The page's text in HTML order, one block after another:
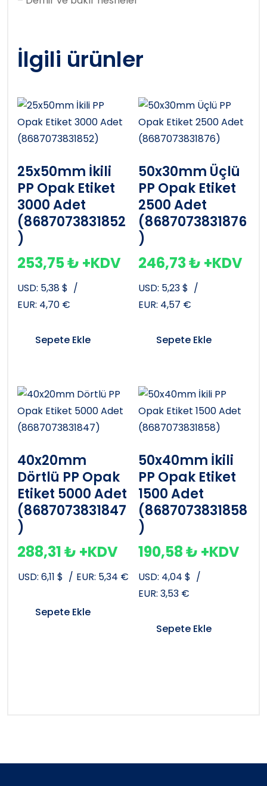
İlgili ürünler
25x50mm İkili
PP Opak Etiket
3000 Adet
(8687073831852
)
253,75₺ +KDV
USD: 5,38$ /
EUR: 4,70 €
Sepete Ekle
50x30mm Üçlü
PP Opak Etiket
2500 Adet
(8687073831876
)
246,73₺ +KDV
USD: 5,23$ /
EUR: 4,57 €
Sepete Ekle
40x20mm
Dörtlü PP Opak
Etiket 5000 Adet
(8687073831847
)
288,31₺ +KDV
USD: 6,11 $ / EUR: 5,34 €
Sepete Ekle
50x40mm İkili
PP Opak Etiket
1500 Adet
(8687073831858
)
190,58₺ +KDV
USD: 4,04 $ /
EUR: 3,53 €
Sepete Ekle